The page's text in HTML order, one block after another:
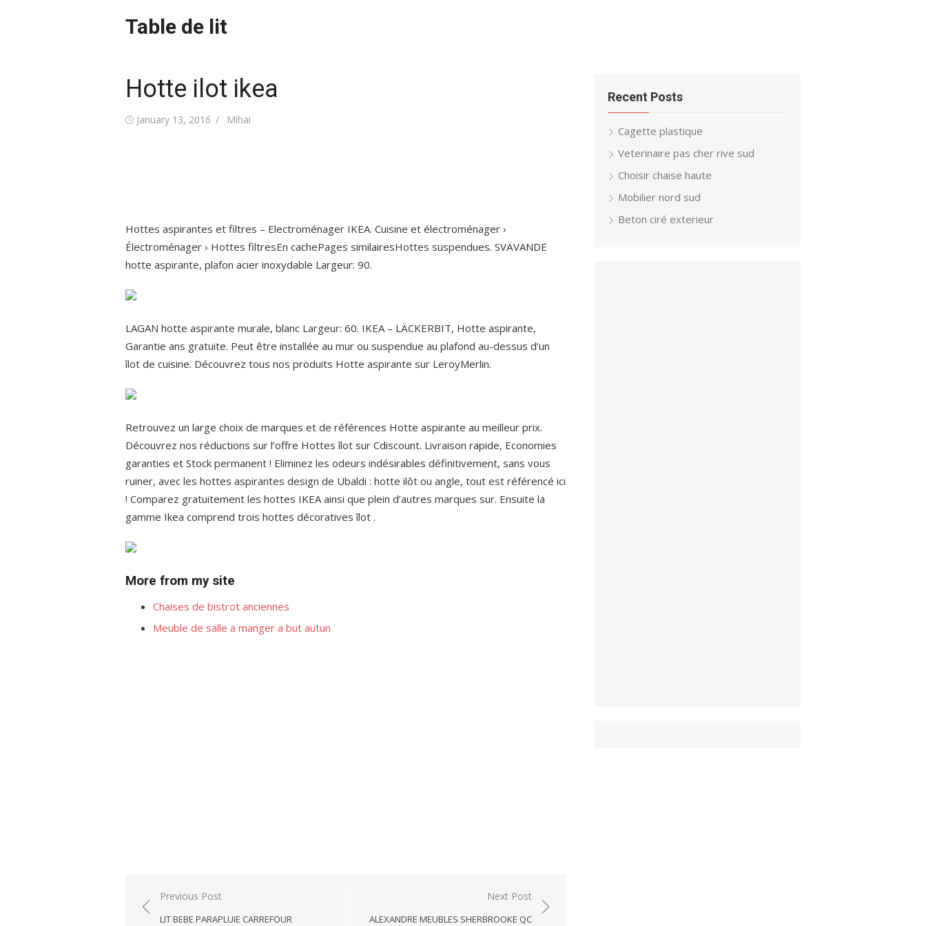
Table de lit
Hotte ilot ikea
Posted
January 13, 2016 Author
Mihai
Hottes aspirantes et filtres – Electroménager IKEA. Cuisine et électroménager ›
Électroménager › Hottes filtresEn cachePages similairesHottes suspendues. SVÄVANDE
hotte aspirante, plafon acier inoxydable Largeur: 90.
LAGAN hotte aspirante murale, blanc Largeur: 60. IKEA – LÄCKERBIT, Hotte aspirante,
Garantie ans gratuite. Peut être installée au mur ou suspendue au plafond au-dessus d’un
îlot de cuisine. Découvrez tous nos produits Hotte aspirante sur LeroyMerlin.
Retrouvez un large choix de marques et de références Hotte aspirante au meilleur prix.
Découvrez nos réductions sur l’offre Hottes îlot sur Cdiscount. Livraison rapide, Economies
garanties et Stock permanent ! Eliminez les odeurs indésirables définitivement, sans vous
ruiner, avec les hottes aspirantes design de Ubaldi : hotte ilôt ou angle, tout est référencé ici
! Comparez gratuitement les hottes IKEA ainsi que plein d’autres marques sur. Ensuite la
gamme Ikea comprend trois hottes décoratives îlot .
More from my site
Chaises de bistrot anciennes
Meuble de salle a manger a but autun
Post
navigation
Previous Post
LIT BEBE PARAPLUIE CARREFOUR
Next Post
ALEXANDRE MEUBLES SHERBROOKE QC
Recent Posts
Cagette plastique
Veterinaire pas cher rive sud
Choisir chaise haute
Mobilier nord sud
Beton ciré exterieur